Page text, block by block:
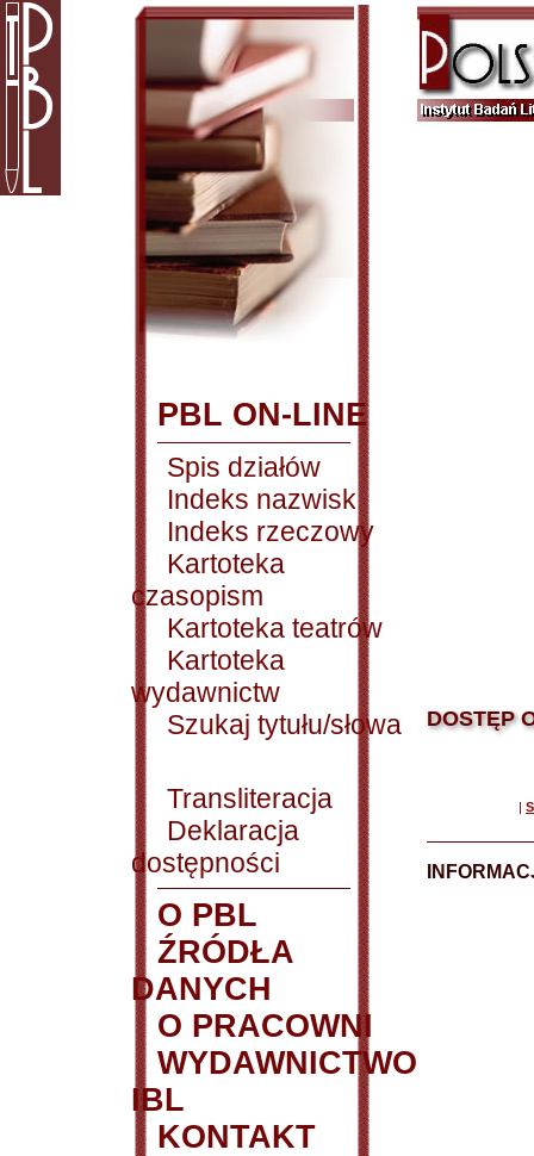
PBL ON-LINE
Spis działów
Indeks nazwisk
Indeks rzeczowy
Kartoteka
czasopism
Kartoteka teatrów
Kartoteka
wydawnictw
Szukaj tytułu/słowa
Transliteracja
Deklaracja
dostępności
O PBL
ŹRÓDŁA
DANYCH
O PRACOWNI
WYDAWNICTWO
IBL
KONTAKT
DOSTĘP
|